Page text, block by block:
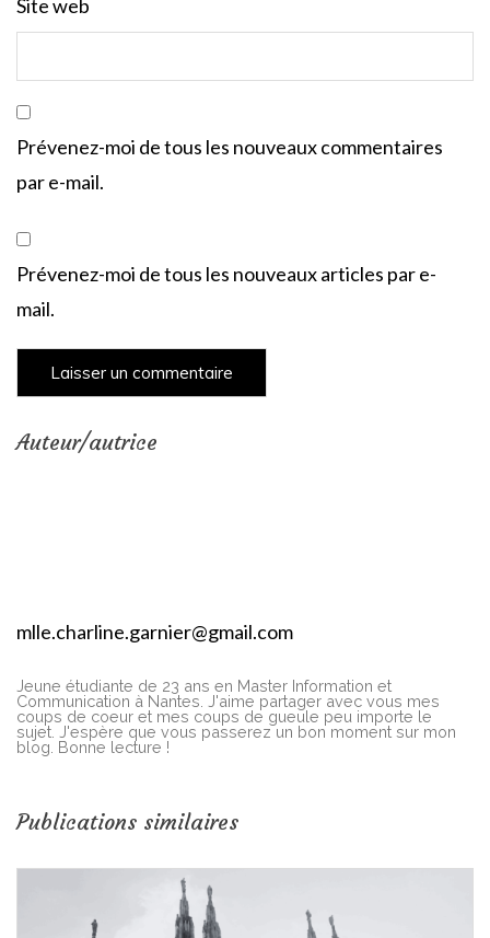
Site web
Prévenez-moi de tous les nouveaux commentaires
par e-mail.
Prévenez-moi de tous les nouveaux articles par e-
mail.
Auteur/autrice
mlle.charline.garnier@gmail.com
Jeune étudiante de 23 ans en Master Information et
Communication à Nantes. J'aime partager avec vous mes
coups de coeur et mes coups de gueule peu importe le
sujet. J'espère que vous passerez un bon moment sur mon
blog. Bonne lecture !
Publications similaires